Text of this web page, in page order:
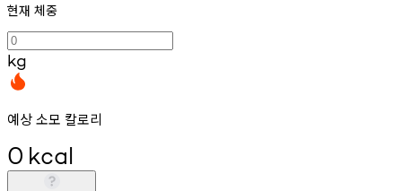
현재 체중
kg
예상 소모 칼로리
0 kcal